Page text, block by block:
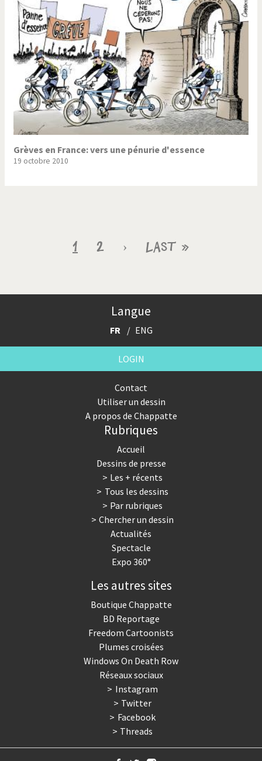
Grèves en France: vers une pénurie d'essence
19 octobre 2010
Page
1 Page
2
Page
›
Dernière
Last »
Langue
FR ENG
LOGIN
Contact
Utiliser un dessin
A propos de Chappatte
Rubriques
Accueil
Dessins de presse
Les + récents
Tous les dessins
Par rubriques
Chercher un dessin
Actualités
Spectacle
Expo 360°
Les autres sites
Boutique Chappatte
BD Reportage
Freedom Cartoonists
Plumes croisées
Windows On Death Row
Réseaux sociaux
Instagram
Twitter
Facebook
Threads